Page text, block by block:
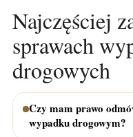
Najczęściej
sprawach
drogowych
Czy mam prawo
wypadku drogowym?